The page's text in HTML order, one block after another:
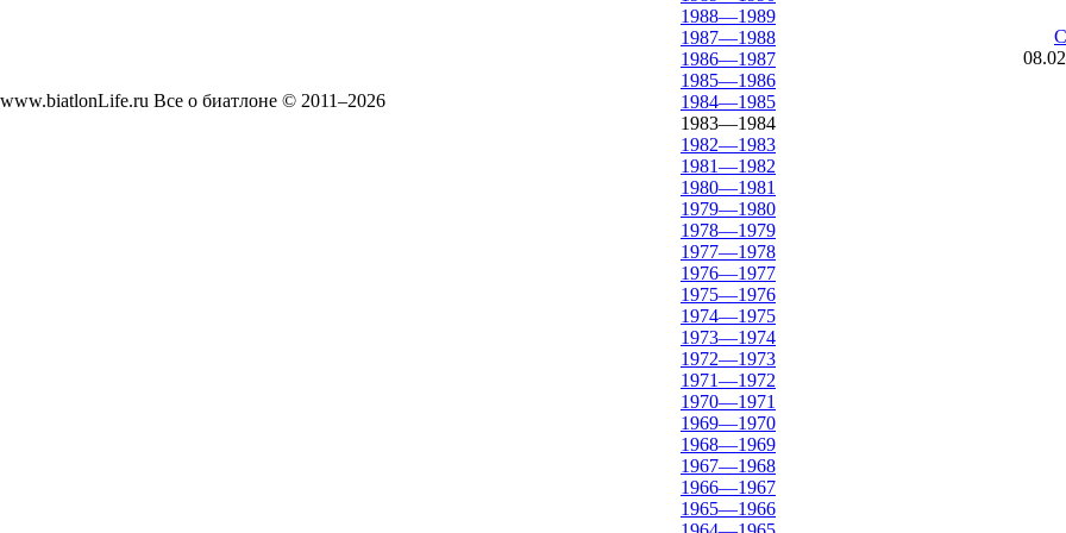
1988—1989
1987—1988
1986—1987
1985—1986
1984—1985
1983—1984
1982—1983
1981—1982
1980—1981
1979—1980
1978—1979
1977—1978
1976—1977
1975—1976
1974—1975
1973—1974
1972—1973
1971—1972
1970—1971
1969—1970
1968—1969
1967—1968
1966—1967
1965—1966
www.biatlonLife.ru Все о биатлоне © 2011–2026